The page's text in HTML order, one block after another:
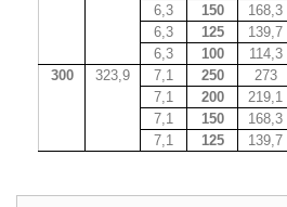
6,3
150 168,3
6,3
125 139,7
6,3
100 114,3
300
323,9 7,1 250 273
7,1
200 219,1
7,1
150 168,3
7,1
125 139,7